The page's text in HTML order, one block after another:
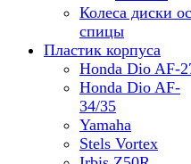
Колеса диски
спицы
Пластик корпуса
Honda Dio AF-
Honda Dio AF-
34/35
Yamaha
Stels Vortex